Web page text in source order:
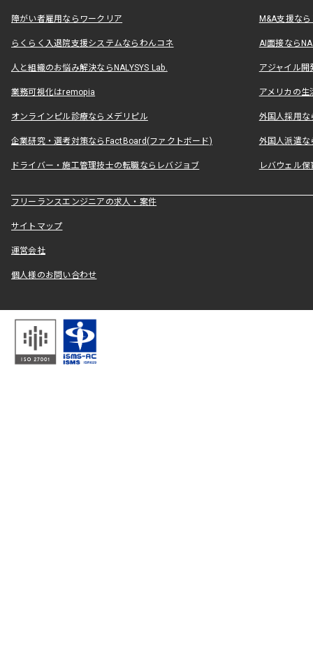
障がい者雇用ならワークリア M&A支援な
らくらく入退院支援システムならわんコネ AI面接なら
人と組織のお悩み解決ならNALYSYS Lab. アジャイル
業務可視化はremopia アメリカの
オンラインピル診療ならメデリピル 外国人採用
企業研究・選考対策ならFactBoard(ファクトボード) 外国人派遣な
ドライバー・施工管理技士の転職ならレバジョブ レバウェル
フリーランスエンジニアの求人・案件
サイトマップ
運営会社
個人様のお問い合わせ